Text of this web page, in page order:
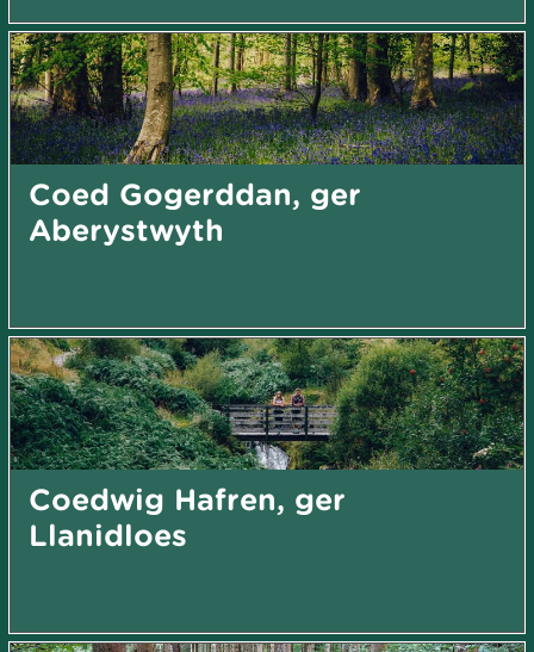
Coed Gogerddan, ger
Aberystwyth
Coedwig Hafren, ger
Llanidloes